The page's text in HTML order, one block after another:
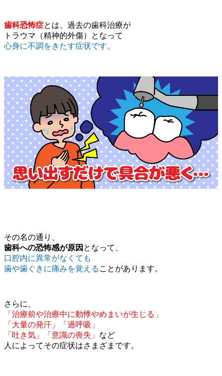
歯科恐怖症とは、過去の歯科治療が
トラウマ（精神的外傷）となって
心身に不調をきたす症状です。
その名の通り、
歯科への恐怖感が原因 となって、
口腔内に異常がなくても
歯や歯ぐきに痛みを覚える ことがあります。
さらに、
「治療前や治療中に動悸やめまいが生じる」
「大量の発汗」「過呼吸」
「吐き気」「意識の喪失」 など
人によってその症状はさまざまです。